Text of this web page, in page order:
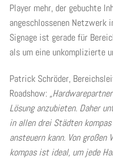
Player mehr, der gebuchte
angeschlossenen Netzwerk
Signage ist gerade für
als um eine unkomplizierte
Patrick Schröder,
Roadshow:
Lösung anzubieten. Daher
in allen drei Städten
ansteuern kann. Von
kompas ist ideal, um jede